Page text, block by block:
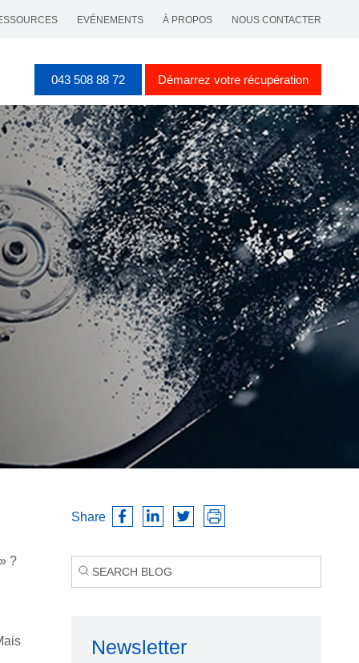
EVÉNEMENTS À PROPOS NOUS CONTACTER
043 508 88 72 Démarrez votre récupération
?
Share
Newsletter